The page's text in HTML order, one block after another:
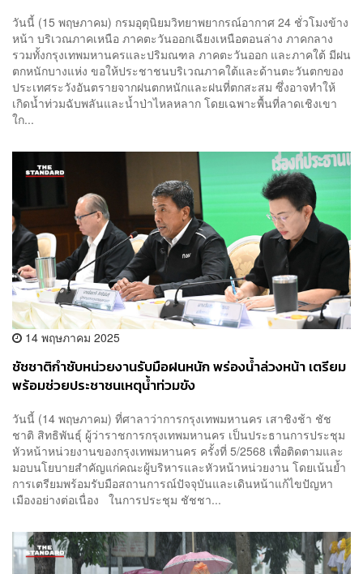
วันนี้ (15 พฤษภาคม) กรมอุตุนิยมวิทยาพยากรณ์อากาศ 24 ชั่วโมงข้าง
หน้า บริเวณภาคเหนือ ภาคตะวันออกเฉียงเหนือตอนล่าง ภาคกลาง
รวมทั้งกรุงเทพมหานครและปริมณฑล ภาคตะวันออก และภาคใต้ มีฝน
ตกหนักบางแห่ง ขอให้ประชาชนบริเวณภาคใต้และด้านตะวันตกของ
ประเทศระวังอันตรายจากฝนตกหนักและฝนที่ตกสะสม ซึ่งอาจทำให้
เกิดน้ำท่วมฉับพลันและน้ำป่าไหลหลาก โดยเฉพาะพื้นที่ลาดเชิงเขา
ใก...
14 พฤษภาคม 2025
ชัชชาติกำชับหน่วยงานรับมือฝนหนัก พร่องน้ำล่วงหน้า เตรียม
พร้อมช่วยประชาชนเหตุน้ำท่วมขัง
วันนี้ (14 พฤษภาคม) ที่ศาลาว่าการกรุงเทพมหานคร เสาชิงช้า ชัช
ชาติ สิทธิพันธุ์ ผู้ว่าราชการกรุงเทพมหานคร เป็นประธานการประชุม
หัวหน้าหน่วยงานของกรุงเทพมหานคร ครั้งที่ 5/2568 เพื่อติดตามและ
มอบนโยบายสำคัญแก่คณะผู้บริหารและหัวหน้าหน่วยงาน โดยเน้นย้ำ
การเตรียมพร้อมรับมือสถานการณ์ปัจจุบันและเดินหน้าแก้ไขปัญหา
เมืองอย่างต่อเนื่อง ในการประชุม ชัชชา...